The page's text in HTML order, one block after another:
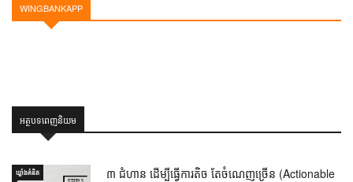
WINGBANKAPP
អត្ថបទពេញនិយម
ឃ្លាំង​គំនិត
៣ ជំហាន ដើម្បីធ្វើការតិច តែចំណេញច្រើន (Actionable